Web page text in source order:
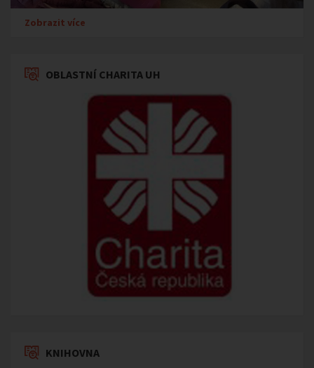
Zobrazit více
OBLASTNÍ CHARITA UH
KNIHOVNA